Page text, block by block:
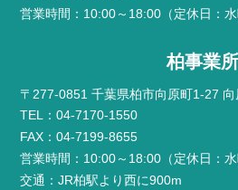
営業時間：10:00～18:00（定休日：水
柏事業所
〒277-0851 千葉県柏市向原町1-27
TEL：04-7170-1550
FAX：04-7199-8655
営業時間：10:00～18:00（定休日：水
交通：JR柏駅より西に900m